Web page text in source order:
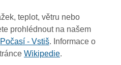
teplot, větru nebo
prohlédnout na našem
Počasí - Vstiš. Informace o
Wikipedie.